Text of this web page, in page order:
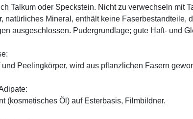
Talkum oder Speckstein. Nicht zu verwechseln mit
natürliches Mineral, enthält keine Faserbestandteile,
ausgeschlossen. Pudergrundlage; gute Haft- und
und Peelingkörper, wird aus pflanzlichen Fasern
(kosmetisches Öl) auf Esterbasis, Filmbildner.